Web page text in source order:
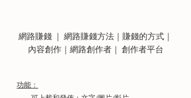
網路賺錢 ｜ 網路賺錢方法｜賺錢的方式｜
內容創作｜網路創作者｜ 創作者平台
功能：